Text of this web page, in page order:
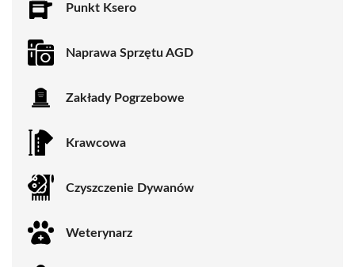
Punkt Ksero
Naprawa Sprzętu AGD
Zakłady Pogrzebowe
Krawcowa
Czyszczenie Dywanów
Weterynarz